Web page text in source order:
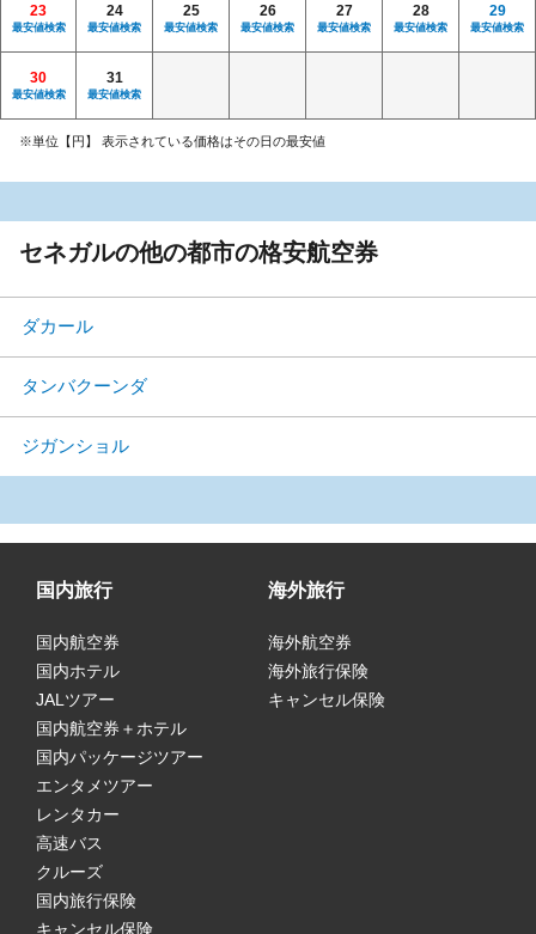
23
最安値検索
24
最安値検索
25
最安値検索
26
最安値検索
27
最安値検索
28
最安値検索
29
最安値検索
30
最安値検索
31
最安値検索
※単位【円】 表示されている価格はその日の最安値
セネガルの他の都市の格安航空券
ダカール
タンバクーンダ
ジガンショル
国内旅行
国内航空券
国内ホテル
JALツアー
国内航空券＋ホテル
国内パッケージツアー
エンタメツアー
レンタカー
高速バス
クルーズ
国内旅行保険
キャンセル保険
海外旅行
海外航空券
海外旅行保険
キャンセル保険